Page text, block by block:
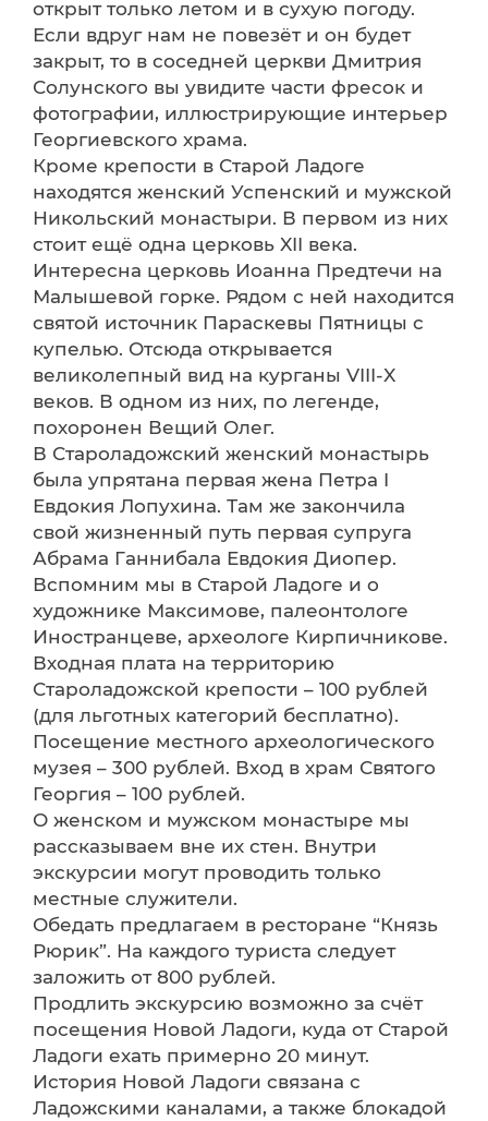
открыт только летом и в сухую погоду.
Если вдруг нам не повезёт и он будет
закрыт, то в соседней церкви Дмитрия
Солунского вы увидите части фресок и
фотографии, иллюстрирующие интерьер
Георгиевского храма.
Кроме крепости в Старой Ладоге
находятся женский Успенский и мужской
Никольский монастыри. В первом из них
стоит ещё одна церковь XII века.
Интересна церковь Иоанна Предтечи на
Малышевой горке. Рядом с ней находится
святой источник Параскевы Пятницы с
купелью. Отсюда открывается
великолепный вид на курганы VIII-X
веков. В одном из них, по легенде,
похоронен Вещий Олег.
В Староладожский женский монастырь
была упрятана первая жена Петра I
Евдокия Лопухина. Там же закончила
свой жизненный путь первая супруга
Абрама Ганнибала Евдокия Диопер.
Вспомним мы в Старой Ладоге и о
художнике Максимове, палеонтологе
Иностранцеве, археологе Кирпичникове.
Входная плата на территорию
Староладожской крепости – 100 рублей
(для льготных категорий бесплатно).
Посещение местного археологического
музея – 300 рублей. Вход в храм Святого
Георгия – 100 рублей.
О женском и мужском монастыре мы
рассказываем вне их стен. Внутри
экскурсии могут проводить только
местные служители.
Обедать предлагаем в ресторане “Князь
Рюрик”. На каждого туриста следует
заложить от 800 рублей.
Продлить экскурсию возможно за счёт
посещения Новой Ладоги, куда от Старой
Ладоги ехать примерно 20 минут.
История Новой Ладоги связана с
Ладожскими каналами, а также блокадой